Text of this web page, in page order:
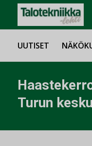
UUTISET
Turun